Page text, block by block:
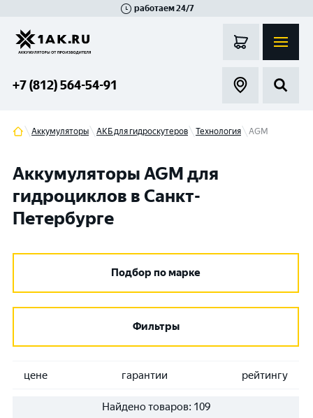
работаем 24/7
+7 (812) 564-54-91
Аккумуляторы АКБ для гидроскутеров Технология AGM
Аккумуляторы AGM для
гидроциклов в Санкт-
Петербурге
Подбор по марке
Фильтры
цене гарантии рейтингу
Найдено товаров: 109
Гатчина